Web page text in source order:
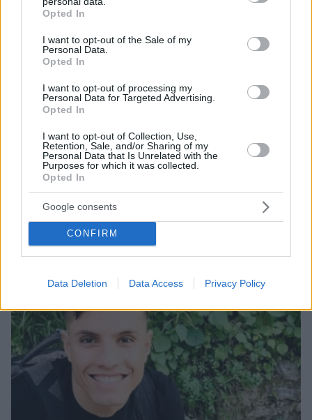
grant or deny consent to Google and its third-party tags to
use your data for below specified purposes in below Google
consent section.
Opted In
I want to opt-out of the Sale of my
Personal Data.
Opted In
I want to opt-out of processing my
Personal Data for Targeted Advertising.
Opted In
I want to opt-out of Collection, Use,
Retention, Sale, and/or Sharing of my
Personal Data that Is Unrelated with the
Purposes for which it was collected.
Opted In
Google consents
CONFIRM
Data Deletion Data Access Privacy Policy
Εγκαταλείπει το κόμμα Καρυστιανού και ο
επιχειρηματίας Νίκος Μπρουτζάκης: Καταγγέλλει
κλειστή κάστα, «λένε προδότες και πληρωμένους
όσους αποχωρούν»
08.08.2026, 18:48